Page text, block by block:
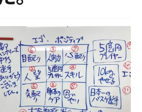
開
を
展
開
く表記